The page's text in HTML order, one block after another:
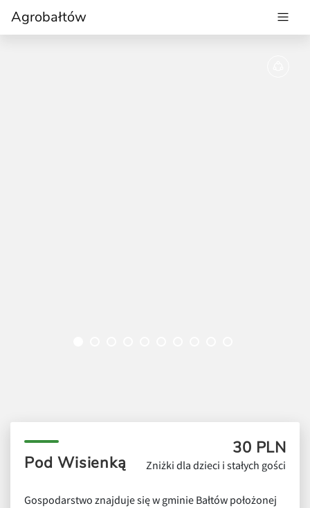
Agrobałtów
Pod Wisienką
30 PLN
Zniżki dla dzieci i stałych gości
Gospodarstwo znajduje się w gminie Bałtów położonej